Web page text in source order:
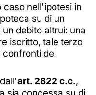
caso nell'ipotesi in
su di un
debito altrui: una
iscritto, tale terzo
confronti del
art. 2822 c.c.,